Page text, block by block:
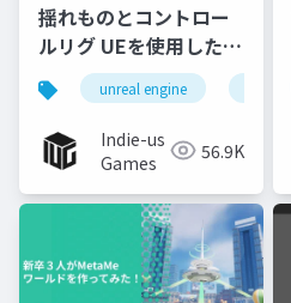
揺れものとコントロー
ルリグ UEを使用したバ
ーチャルライブでの実
例
unreal engine
Indie-us
Games
56.9K